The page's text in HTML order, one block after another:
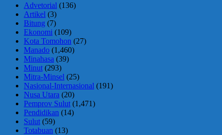
Advetorial (136)
Artikel (3)
Bitung (7)
Ekonomi (109)
Kota Tomohon (27)
Manado (1,460)
Minahasa (39)
Minut (293)
Mitra-Minsel (25)
Nasional-Internasional (191)
Nusa Utara (20)
Pemprov Sulut (1,471)
Pendidikan (14)
Sulut (59)
Totabuan (13)